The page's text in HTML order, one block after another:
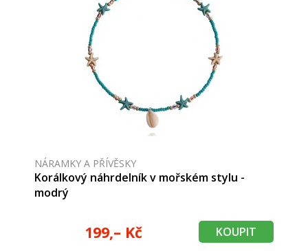
NÁRAMKY A PŘÍVĚSKY
Korálkový náhrdelník v mořském stylu -
modrý
199,– Kč KOUPIT